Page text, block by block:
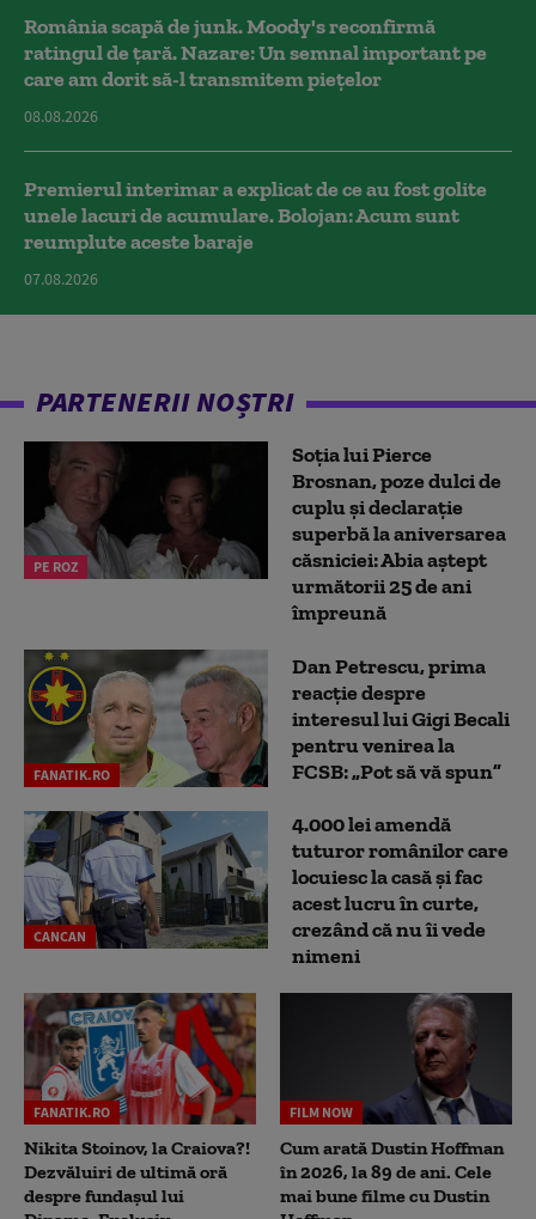
România scapă de junk. Moody's reconfirmă
ratingul de țară. Nazare: Un semnal important pe
care am dorit să-l transmitem piețelor
08.08.2026
Premierul interimar a explicat de ce au fost golite
unele lacuri de acumulare. Bolojan: Acum sunt
reumplute aceste baraje
07.08.2026
PARTENERII NOȘTRI
PE ROZ
Soția lui Pierce
Brosnan, poze dulci de
cuplu și declarație
superbă la aniversarea
căsniciei: Abia aștept
următorii 25 de ani
împreună
FANATIK.RO
Dan Petrescu, prima
reacție despre
interesul lui Gigi Becali
pentru venirea la
FCSB: „Pot să vă spun”
CANCAN
4.000 lei amendă
tuturor românilor care
locuiesc la casă și fac
acest lucru în curte,
crezând că nu îi vede
nimeni
FANATIK.RO
Nikita Stoinov, la Craiova?!
Dezvăluiri de ultimă oră
despre fundașul lui
FILM NOW
Cum arată Dustin Hoffman
în 2026, la 89 de ani. Cele
mai bune filme cu Dustin